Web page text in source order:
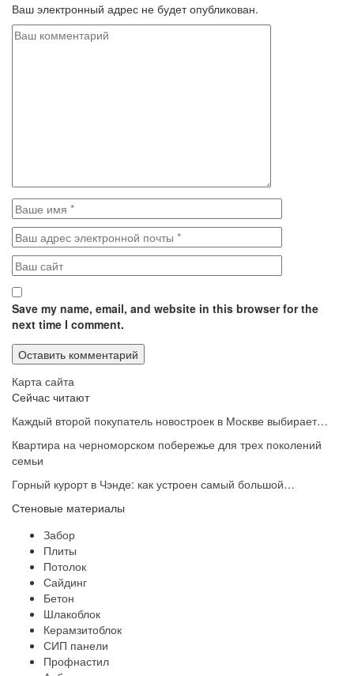
Ваш электронный адрес не будет опубликован.
Save my name, email, and website in this browser for the
next time I comment.
Карта сайта
Сейчас читают
Каждый второй покупатель новостроек в Москве выбирает…
Квартира на черноморском побережье для трех поколений
семьи
Горный курорт в Чэнде: как устроен самый большой…
Стеновые материалы
Забор
Плиты
Потолок
Сайдинг
Бетон
Шлакоблок
Керамзитоблок
СИП панели
Профнастил